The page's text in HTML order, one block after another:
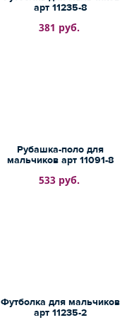
арт 11235-8
381 руб.
Рубашка-поло для
мальчиков арт 11091-8
533 руб.
Футболка для мальчиков
арт 11235-2